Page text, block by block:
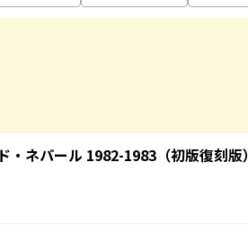
・ネパール 1982-1983（初版復刻版）